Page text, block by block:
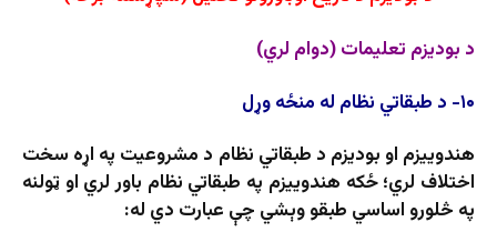
د بودیزم تعلیمات (دوام لري)
۱۰- د طبقاتي نظام له منځه وړل
هندوییزم او بودیزم د طبقاتي نظام د مشروعیت په اړه سخت
اختلاف لري؛ ځکه هندوییزم په طبقاتي نظام باور لري او ټولنه
په څلورو اساسي طبقو وېشي چې عبارت دي له: